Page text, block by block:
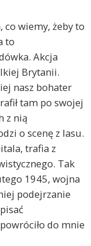
co wiemy, żeby to
to
Akcja
Brytanii.
nasz bohater
tam po swojej
z nią
o scenę z lasu.
trafia z
Tak
1945, wojna
podejrzanie
do mnie